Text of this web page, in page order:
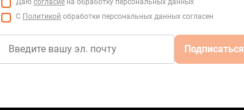
Даю согласие на обработку персональных данных
С Политикой обработки персональных данных согласен
Подписаться